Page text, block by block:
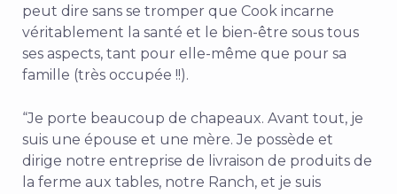
peut dire sans se tromper que Cook incarne
véritablement la santé et le bien-être sous tous
ses aspects, tant pour elle-même que pour sa
famille (très occupée !!).
“Je porte beaucoup de chapeaux. Avant tout, je
suis une épouse et une mère. Je possède et
dirige notre entreprise de livraison de produits de
la ferme aux tables, notre Ranch, et je suis